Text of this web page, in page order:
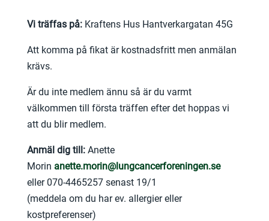
Vi träffas på:Kraftens Hus Hantverkargatan 45G
Att komma på fikat är kostnadsfritt men anmälan
krävs.
Är du inte medlem ännu så är du varmt
välkommen till första träffen efter det hoppas vi
att du blir medlem.
Anmäl dig till:Anette
Morin anette.morin@lungcancerforeningen.se
eller 070-4465257 senast 19/1
(meddela om du har ev. allergier eller
kostpreferenser)